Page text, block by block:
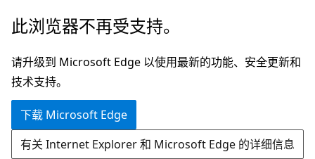
跳
主
要
内
此浏览器不再受支持。
请升级到 Microsoft Edge 以使用最新的功能、安全更新和
技术支持。
下载 Microsoft Edge
有关 Internet Explorer 和 Microsoft Edge 的详细信息